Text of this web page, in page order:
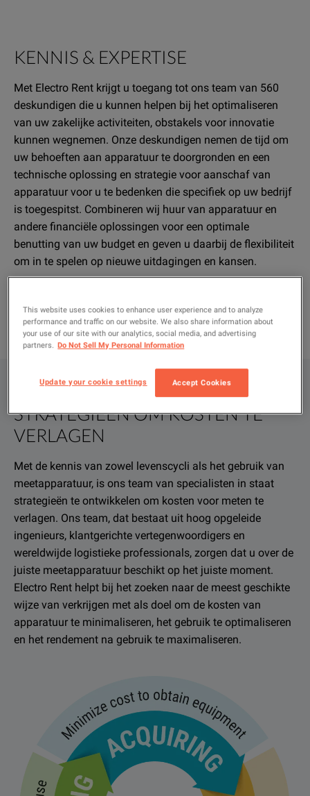
KENNIS & EXPERTISE
Met Electro Rent krijgt u toegang tot ons team van 560
deskundigen die u kunnen helpen bij het optimaliseren
van uw zakelijke activiteiten, obstakels voor innovatie
kunnen wegnemen. Onze deskundigen nemen de tijd om
uw behoeften aan apparatuur te doorgronden en een
technische oplossing en strategie voor aanschaf van
apparatuur voor u te bedenken die specifiek op uw bedrijf
is toegespitst. Combineren wij huur van apparatuur en
andere financiële oplossingen voor een optimale
benutting van uw budget en geven u daarbij de flexibiliteit
om in te spelen op nieuwe uitdagingen en kansen.
STRATEGIEËN OM KOSTEN TE
VERLAGEN
Met de kennis van zowel levenscycli als het gebruik van
meetapparatuur, is ons team van specialisten in staat
strategieën te ontwikkelen om kosten voor meten te
verlagen. Ons team, dat bestaat uit hoog opgeleide
ingenieurs, klantgerichte vertegenwoordigers en
wereldwijde logistieke professionals, zorgen dat u over de
juiste meetapparatuur beschikt op het juiste moment.
Electro Rent helpt bij het zoeken naar de meest geschikte
wijze van verkrijgen met als doel om de kosten van
apparatuur te minimaliseren, het gebruik te optimaliseren
en het rendement na gebruik te maximaliseren.
This website uses cookies to enhance user experience and to analyze
performance and traffic on our website. We also share information about
your use of our site with our analytics, social media, and advertising
partners. Do Not Sell My Personal Information
Update your cookie settings Accept Cookies